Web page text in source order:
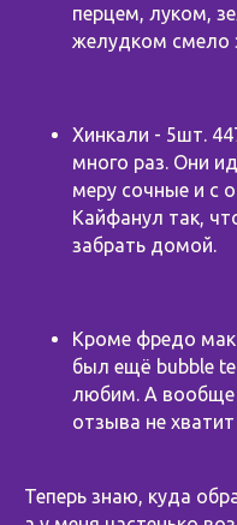
перцем, луком,
желудком смело
Хинкали - 5шт.
много раз. Они
меру сочные и с
Кайфанул так,
забрать домой.
Кроме фредо
был ещё bubble
любим. А вообще
отзыва не
Теперь знаю, куда